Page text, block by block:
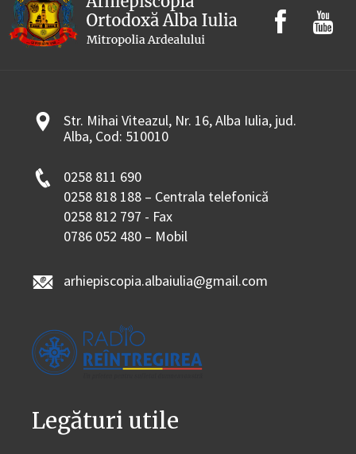
Str. Mihai Viteazul, Nr. 16, Alba Iulia, jud.
Alba, Cod: 510010
0258 811 690
0258 818 188 – Centrala telefonică
0258 812 797 - Fax
0786 052 480 – Mobil
arhiepiscopia.albaiulia@gmail.com
Legături utile